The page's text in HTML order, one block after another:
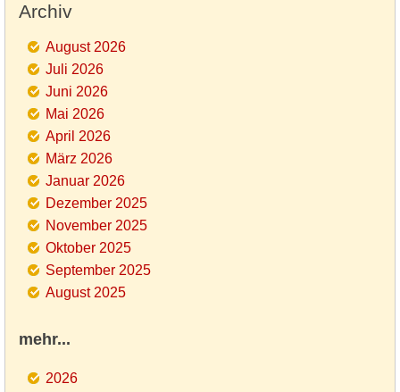
Archiv
August 2026
Juli 2026
Juni 2026
Mai 2026
April 2026
März 2026
Januar 2026
Dezember 2025
November 2025
Oktober 2025
September 2025
August 2025
mehr...
2026